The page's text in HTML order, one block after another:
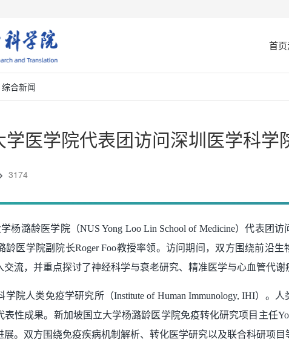
首页
综合新闻
医学院代表团访问深圳医学科学
3174
杨潞龄医学院（NUS Yong Loo Lin School of Medicine）代表团
龄医学院副院长Roger Foo教授率领。访问期间，双方围绕前沿
交流，并重点探讨了神经科学与衰老研究、精准医学与心血管代谢
院人类免疫学研究所（Institute of Human Immunology, IHI）。
性成果。新加坡国立大学杨潞龄医学院免疫转化研究项目主任
。双方围绕免疫疾病机制解析、转化医学研究以及联合科研项目